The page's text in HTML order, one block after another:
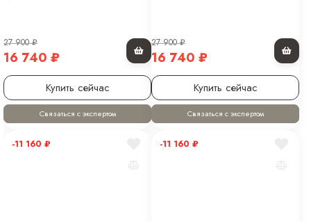
27 900₽
16 740 ₽
Купить сейчас
Связаться с экспертом
27 900₽
16 740 ₽
Купить сейчас
Связаться с экспертом
-11 160 ₽ -11 160 ₽